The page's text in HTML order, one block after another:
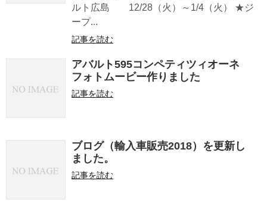
ルト広島 12/28（火）～1/4（火） ★ジ
ープ...
記事を読む
アバルト595コンペティツィオーネ
フォトムービー作りました
記事を読む
ブログ（輸入車販売2018）を更新し
ました。
記事を読む